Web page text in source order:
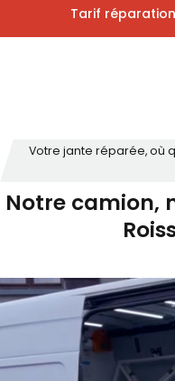
Tarif
Notre camion,
Votre jante réparée, où